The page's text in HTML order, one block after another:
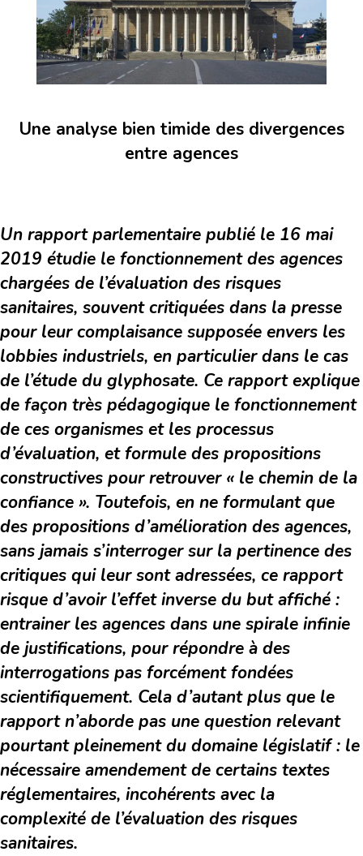
Une analyse bien timide des divergences
entre agences
Un rapport parlementaire publié le 16 mai
2019 étudie le fonctionnement des agences
chargées de l’évaluation des risques
sanitaires, souvent critiquées dans la presse
pour leur complaisance supposée envers les
lobbies industriels, en particulier dans le cas
de l’étude du glyphosate. Ce rapport explique
de façon très pédagogique le fonctionnement
de ces organismes et les processus
d’évaluation, et formule des propositions
constructives pour retrouver « le chemin de la
confiance ». Toutefois, en ne formulant que
des propositions d’amélioration des agences,
sans jamais s’interroger sur la pertinence des
critiques qui leur sont adressées, ce rapport
risque d’avoir l’effet inverse du but affiché :
entrainer les agences dans une spirale infinie
de justifications, pour répondre à des
interrogations pas forcément fondées
scientifiquement. Cela d’autant plus que le
rapport n’aborde pas une question relevant
pourtant pleinement du domaine législatif : le
nécessaire amendement de certains textes
réglementaires, incohérents avec la
complexité de l’évaluation des risques
sanitaires.